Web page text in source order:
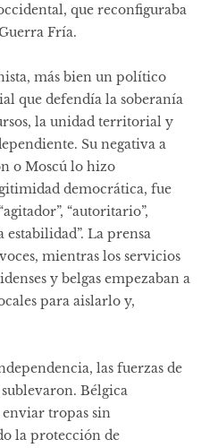
que reconfiguraba
Fría.
más bien un político
que defendía la soberanía
la unidad territorial y
Su negativa a
o Moscú lo hizo
democrática, fue
“autoritario”,
La prensa
mientras los servicios
y belgas empezaban a
para aislarlo y,
las fuerzas de
Bélgica
tropas sin
la protección de